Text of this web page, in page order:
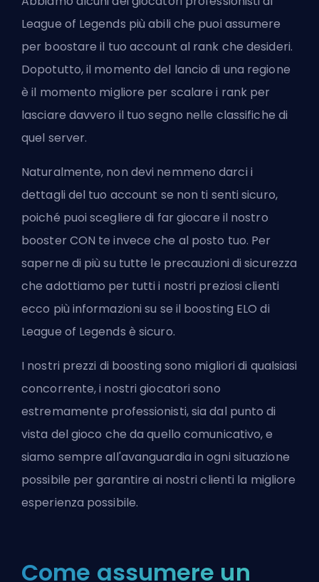
League of Legends più abili che puoi assumere
per boostare il tuo account al rank che desideri.
Dopotutto, il momento del lancio di una regione
è il momento migliore per scalare i rank per
lasciare davvero il tuo segno nelle classifiche di
quel server.
Naturalmente, non devi nemmeno darci i
dettagli del tuo account se non ti senti sicuro,
poiché puoi scegliere di far giocare il nostro
booster CON te invece che al posto tuo. Per
saperne di più su tutte le precauzioni di sicurezza
che adottiamo per tutti i nostri preziosi clienti
ecco più informazioni su se il boosting ELO di
League of Legends è sicuro.
I nostri prezzi di boosting sono migliori di qualsiasi
concorrente, i nostri giocatori sono
estremamente professionisti, sia dal punto di
vista del gioco che da quello comunicativo, e
siamo sempre all'avanguardia in ogni situazione
possibile per garantire ai nostri clienti la migliore
esperienza possibile.
Come assumere un